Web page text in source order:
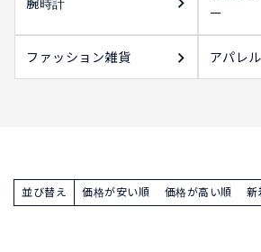
ー
ファッション雑貨 アパレル
並び替え 価格が安い順 価格が高い順 新